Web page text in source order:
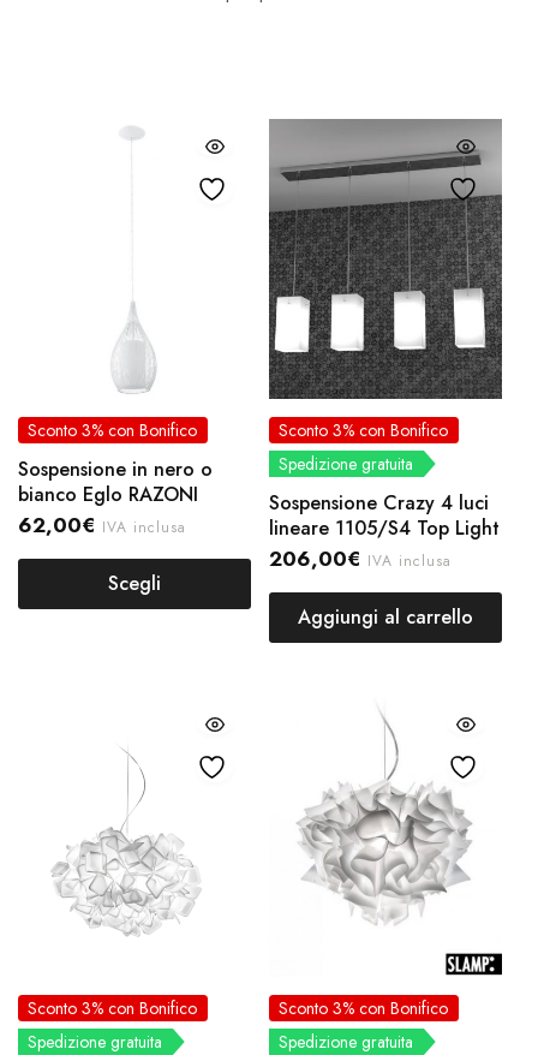
Sconto 3% con Bonifico
Sospensione in nero o
bianco Eglo RAZONI
62,00€ IVA inclusa
Scegli
Sconto 3% con Bonifico
Spedizione gratuita
Sospensione Crazy 4 luci
lineare 1105/S4 Top Light
206,00€ IVA inclusa
Aggiungi al carrello
Sconto 3% con Bonifico
Spedizione gratuita
Sconto 3% con Bonifico
Spedizione gratuita